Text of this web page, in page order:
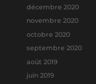
décembre 2020
novembre 2020
octobre 2020
septembre 2020
août 2019
juin 2019